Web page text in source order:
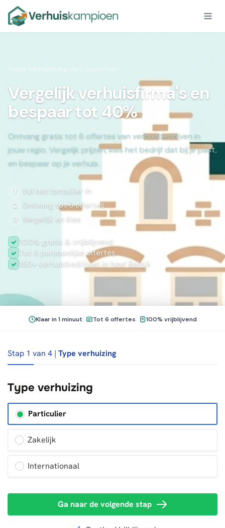
Home Verhuisfirma
Vergelijk verhuisfirma's en
bespaar tot 40%
Ontvang gratis tot 6 offertes van verhuisbedrijven in
jouw regio. Vergelijk prijzen, kies het bedrijf dat bij je past,
en bespaar op je verhuis.
1 Vul het formulier in
2 Ontvang tot 6 offertes
3 Vergelijk en kies
100% gratis & vrijblijvend
Tot 6 persoonlijke offertes
150+ verhuisbedrijven in heel België
Klaar in 1 minuut| Tot 6 offertes| 100% vrijblijvend